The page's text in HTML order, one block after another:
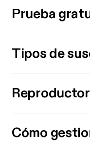
Prueba
Tipos de
Cómo